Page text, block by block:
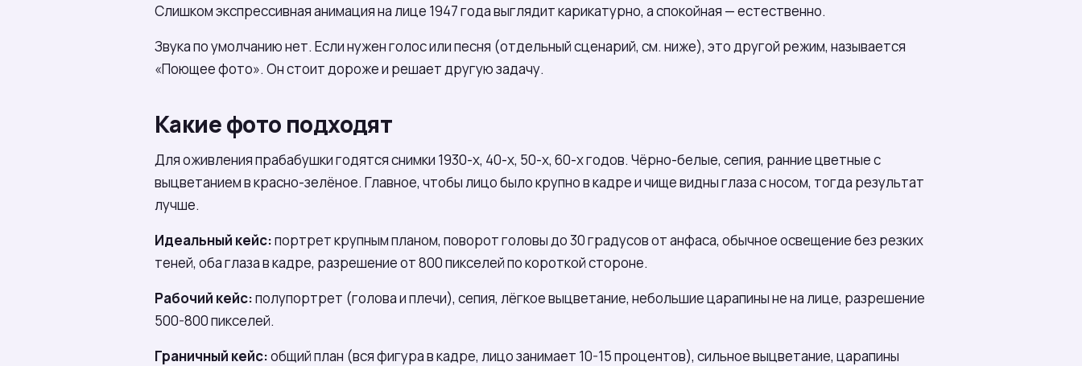
Слишком экспрессивная анимация на лице 1947 года выглядит карикатурно, а спокойная — естественно.
Звука по умолчанию нет. Если нужен голос или песня (отдельный сценарий, см. ниже), это другой режим, называется
«Поющее фото». Он стоит дороже и решает другую задачу.
Какие фото подходят
Для оживления прабабушки годятся снимки 1930-х, 40-х, 50-х, 60-х годов. Чёрно-белые, сепия, ранние цветные с
выцветанием в красно-зелёное. Главное, чтобы лицо было крупно в кадре и чище видны глаза с носом, тогда результат
лучше.
Идеальный кейс:портрет крупным планом, поворот головы до 30 градусов от анфаса, обычное освещение без резких
теней, оба глаза в кадре, разрешение от 800 пикселей по короткой стороне.
Рабочий кейс:полупортрет (голова и плечи), сепия, лёгкое выцветание, небольшие царапины не на лице, разрешение
500-800 пикселей.
Граничный кейс:общий план (вся фигура в кадре, лицо занимает 10-15 процентов), сильное выцветание, царапины